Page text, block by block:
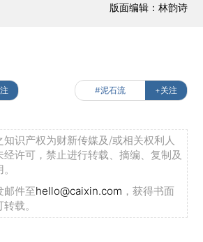
版面编辑：林韵诗
#泥石流 +关注
识产权为财新传媒及/或相关权利人
许可，禁止进行转载、摘编、复制及
邮件至hello@caixin.com ，获得书面
载。